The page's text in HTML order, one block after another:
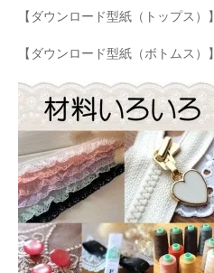
【ダウンロード型紙（トップス）】
【ダウンロード型紙（ボトムス）】